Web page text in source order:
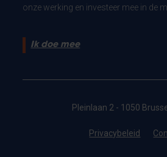
onze werking en investeer mee in de
Ik doe mee
Pleinlaan 2 - 1050
Privacybeleid